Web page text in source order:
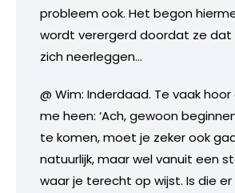
probleem ook. Het begon
wordt verergerd doordat ze
zich neerleggen…
@ Wim: Inderdaad. Te vaak
me heen: ‘Ach, gewoon
te komen, moet je zeker ook
natuurlijk, maar wel vanuit een
waar je terecht op wijst. Is die er